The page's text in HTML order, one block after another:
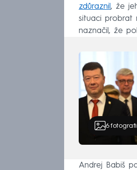
zdůraznil , že
situaci probrat
naznačil, že
6
Andrej Babiš